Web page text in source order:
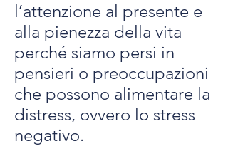
l’attenzione al presente e
alla pienezza della vita
perché siamo persi in
pensieri o preoccupazioni
che possono alimentare la
distress, ovvero lo stress
negativo.